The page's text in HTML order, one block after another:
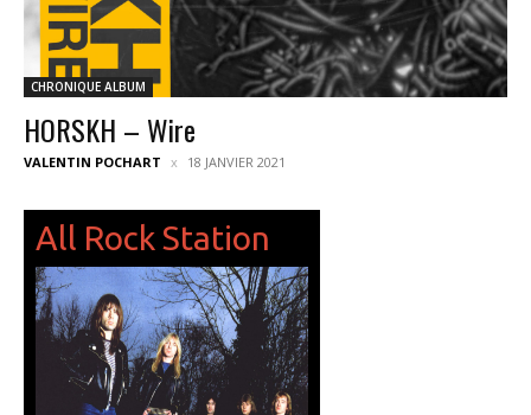
CHRONIQUE ALBUM
HORSKH – Wire
VALENTIN POCHART 18 JANVIER 2021